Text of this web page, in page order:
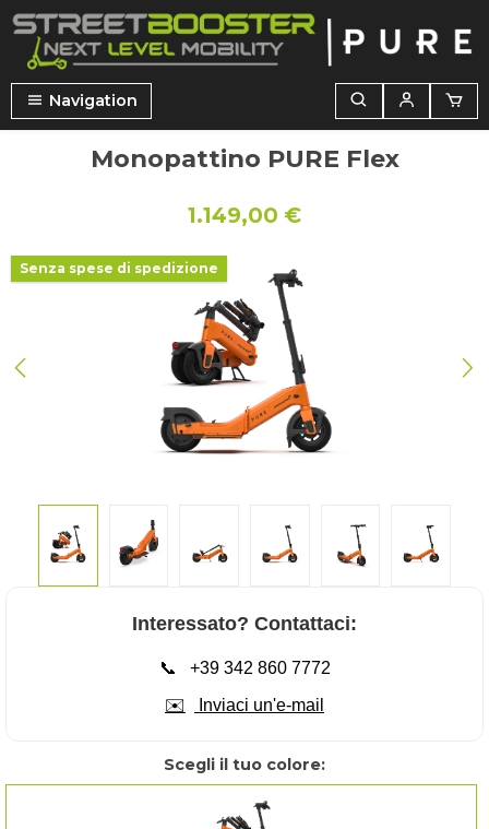
principale
Navigation
Monopattino PURE Flex
1.149,00 €
Salta la galleria di immagini
Senza spese di spedizione
Interessato? Contattaci:
📞
+39 342 860 7772
✉️
Inviaci un'e-mail
Scegli il tuo colore: